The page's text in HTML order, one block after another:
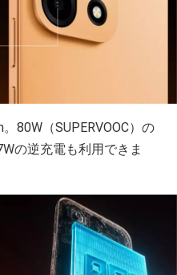
80W（SUPERVOOC）の
の逆充電も利用できま